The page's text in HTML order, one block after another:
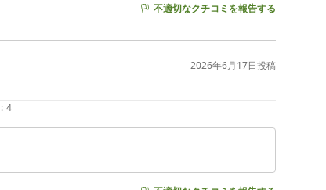
不適切なクチコミを報告する
2026年6月17日投稿
: 4